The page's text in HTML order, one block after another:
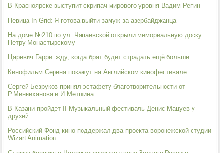
В Красноярске выступит скрипач мирового уровня Вадим Репин
Певица In-Grid: Я готова выйти замуж за азербайджанца
На доме №210 по ул. Чапаевской открыли мемориальную доску
Петру Монастырскому
Царевич Гарри: жду, когда брат будет страдать ещё больше
Кинофильм Серена покажут на Английском кинофестивале
Сергей Безруков принял эстафету благотворительности от
Р.Минниханова и И.Метшина
В Казани пройдет II Музыкальный фестиваль Денис Мацуев у
друзей
Российский Фонд кино поддержал два проекта воронежской студии
Wizart Animation